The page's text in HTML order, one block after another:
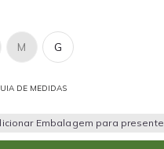
G
M
DE MEDIDAS
Embalagem para presente